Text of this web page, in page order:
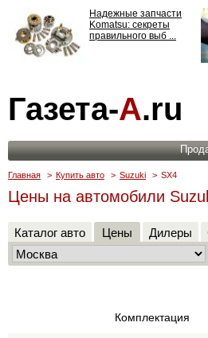
Надежные запчасти
Komatsu: секреты
правильного выб ...
ответственности: все,
что нужно знать ...
Газета-А.ru
Главная > Купить авто > Suzuki > SX4
Цены на автомобили
Каталог авто Цены Дилеры
Комплектация